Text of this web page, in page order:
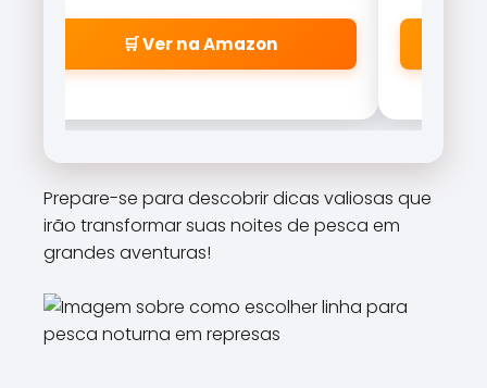
suavemente pelos passadores.
🛒 Ver na Amazon
qualquer
Prepare-se para descobrir dicas valiosas que
irão transformar suas noites de pesca em
grandes aventuras!